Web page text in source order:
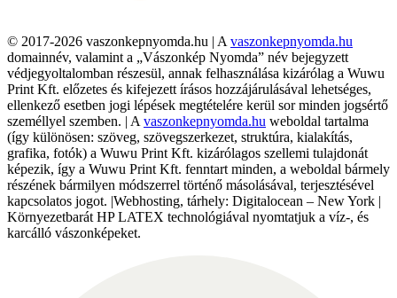
© 2017-2026 vaszonkepnyomda.hu | A vaszonkepnyomda.hu
domainnév, valamint a „Vászonkép Nyomda” név bejegyzett
védjegyoltalomban részesül, annak felhasználása kizárólag a Wuwu
Print Kft. előzetes és kifejezett írásos hozzájárulásával lehetséges,
ellenkező esetben jogi lépések megtételére kerül sor minden jogsértő
személlyel szemben. | A vaszonkepnyomda.hu weboldal tartalma
(így különösen: szöveg, szövegszerkezet, struktúra, kialakítás,
grafika, fotók) a Wuwu Print Kft. kizárólagos szellemi tulajdonát
képezik, így a Wuwu Print Kft. fenntart minden, a weboldal bármely
részének bármilyen módszerrel történő másolásával, terjesztésével
kapcsolatos jogot. |Webhosting, tárhely: Digitalocean – New York |
Környezetbarát HP LATEX technológiával nyomtatjuk a víz-, és
karcálló vászonképeket.